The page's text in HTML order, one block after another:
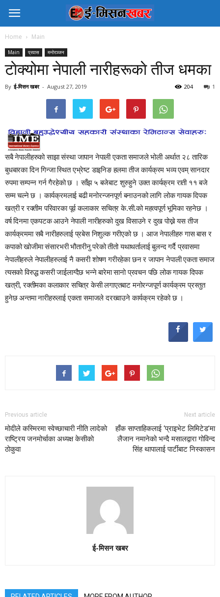
Home Main
Main प्रवास मनोरञ्जन
टाेक्योमा नेपाली नारीहरूकाे तीज धमका
By ई-मिसन खबर - August 27, 2019 1
204
सबै नेपालीहरुको साझा संस्था जापान नेपाली एकता समाजले भोली अर्थात २८ तारिक
बुधबारका दिन गिन्जा स्थित एभ्रेष्ट डाइनिङ हलमा तीज कार्यक्रम भव्य एवम् सानदार
रुपमा सम्पन्न गर्न गैरहेको छ । साँझ ५ बजेबाट शुरुहुने उक्त कार्यक्रम राती ११ बजे
सम्म चल्ने छ । कार्यक्रमलाई बढी मनोरन्जनपूर्ण बनाउनको लागि लोक गायक दिपक
खत्री र रक्तीम परिवारका पूर्व कलाकार सचित्र के.सी.को महत्वपूर्ण भूमिका रहनेछ ।
वर्ष दिनमा एकपटक आउने नेपाली नारीहरुको दुख विसाउने र दुख पोख्ने यस तीज
कार्यक्रममा सबै नारीहरुलाई प्रबेस निशुल्क गरीएको छ । आज नेपालीहरु गास बास र
कपाको खोजीमा संसारभरी भौतारीनु परेको तीतो यथाथर्तालाई बुलन्द गर्दै प्रवासमा
नेपालीहरुले नेपालीहरुलाई नै कसरी शोषण गरीरहेका छन र जापान नेपाली एकता समाज
त्यसको विरुद्ध कसरी जाईलाग्दैछ भन्ने बारेमा सानो प्रवचन पछि लोक गायक दिपक
खत्री,रक्तीमका कलाकार सचित्र केसी लगाएतबाट मनोरन्जपूर्ण कार्यक्रम प्रस्तुत
हुनेछ अन्तमा नारीहरुलाई एकता समाजले दरख्वाउने कार्यक्रम रहेको छ ।
Previous article
मोदीले कस्मिरमा स्वेच्छाचारी नीति लादेकाे
राष्ट्रिय जनमोर्चाका अध्यक्ष केसीकाे
ठाेकुवा
Next article
हाँक साप्ताहिकलाई ‘प्राइभेट लिमिटेड’मा
लैजान नमानेको भन्दै मसालद्वारा गोविन्द
सिंह थापालाई पार्टीबाट निस्कासन
ई-मिसन खबर